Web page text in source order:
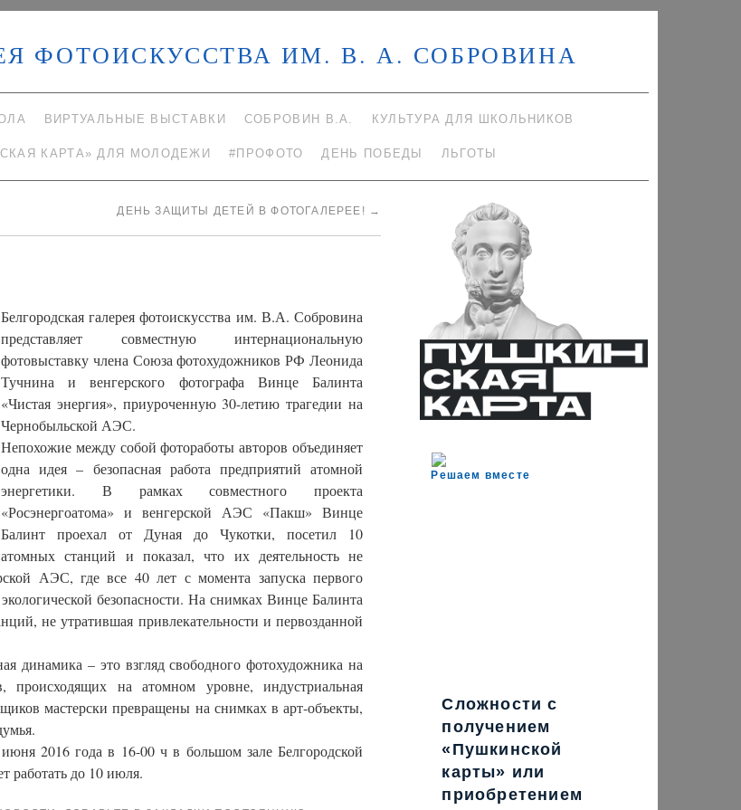
ФОТОИСКУССТВА ИМ. В. А. СОБРОВИНА
ВИРТУАЛЬНЫЕ ВЫСТАВКИ СОБРОВИН В.А. КУЛЬТУРА ДЛЯ ШКОЛЬНИКОВ
КАРТА» ДЛЯ МОЛОДЕЖИ #ПРОФОТО ДЕНЬ ПОБЕДЫ ЛЬГОТЫ
ДЕНЬ ЗАЩИТЫ ДЕТЕЙ В ФОТОГАЛЕРЕЕ! →
Белгородская галерея фотоискусства им. В.А. Собровина
представляет совместную интернациональную
фотовыставку члена Союза фотохудожников РФ Леонида
Тучнина и венгерского фотографа Винце Балинта
«Чистая энергия», приуроченную 30-летию трагедии на
Чернобыльской АЭС.
Непохожие между собой фотоработы авторов объединяет
одна идея – безопасная работа предприятий атомной
энергетики. В рамках совместного проекта
«Росэнергоатома» и венгерской АЭС «Пакш» Винце
Балинт проехал от Дуная до Чукотки, посетил 10
атомных станций и показал, что их деятельность не
АЭС, где все 40 лет с момента запуска первого
безопасности. На снимках Винце Балинта
не утратившая привлекательности и первозданной
динамика – это взгляд свободного фотохудожника на
на атомном уровне, индустриальная
мастерски превращены на снимках в арт-объекты,
2016 года в 16-00 ч в большом зале Белгородской
работать до 10 июля.
Решаем вместе
Сложности с
получением
«Пушкинской
карты» или
приобретением